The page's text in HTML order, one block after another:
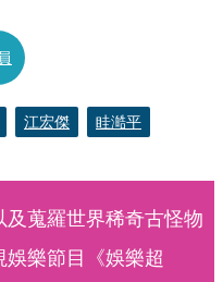
江宏傑 眭澔平
蒐羅世界稀奇古怪物
樂節目《娛樂超